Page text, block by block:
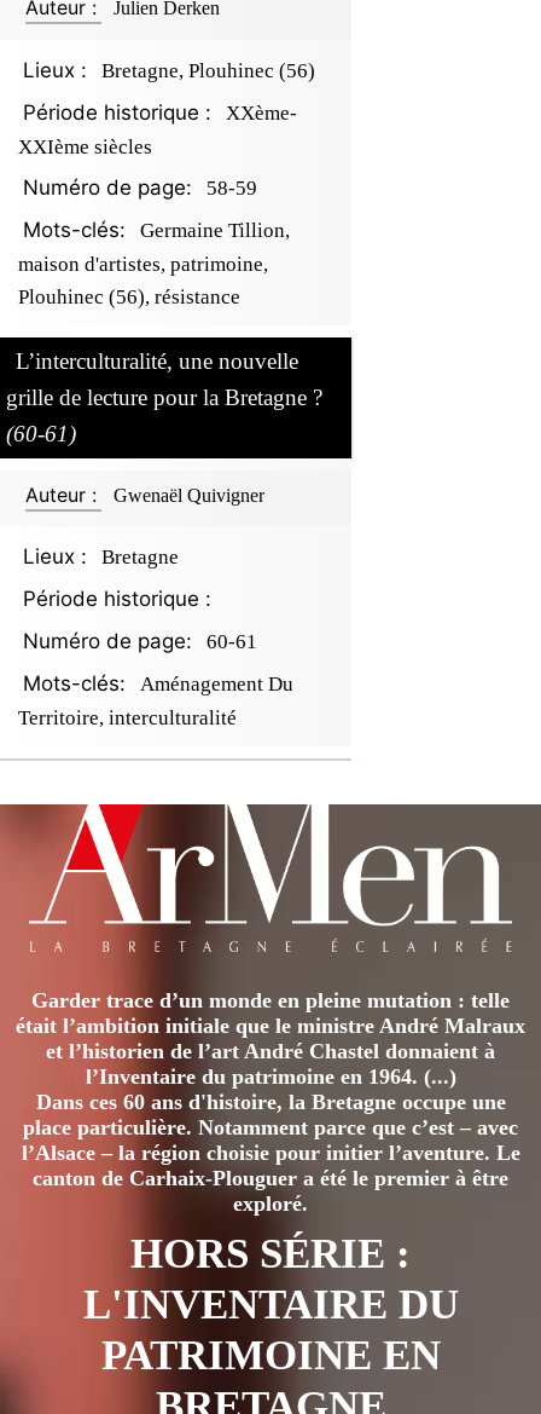
Auteur : Julien Derken
Lieux : Bretagne, Plouhinec (56)
Période historique :
XXème-
XXIème siècles
Numéro de page: 58-59
Mots-clés:
Germaine Tillion,
maison d'artistes, patrimoine,
Plouhinec (56), résistance
L’interculturalité, une nouvelle
grille de lecture pour la Bretagne ?
(60-61)
Auteur : Gwenaël Quivigner
Lieux : Bretagne
Période historique :
Numéro de page:
60-61
Mots-clés:
Aménagement Du
Territoire, interculturalité
Garder trace d’un monde en pleine mutation : telle
était l’ambition initiale que le ministre André Malraux
et l’historien de l’art André Chastel donnaient à
l’Inventaire du patrimoine en 1964. (...)
Dans ces 60 ans d'histoire, la Bretagne occupe une
place particulière. Notamment parce que c’est – avec
l’Alsace – la région choisie pour initier l’aventure. Le
canton de Carhaix-Plouguer a été le premier à être
exploré.
HORS SÉRIE :
L'INVENTAIRE DU
PATRIMOINE EN